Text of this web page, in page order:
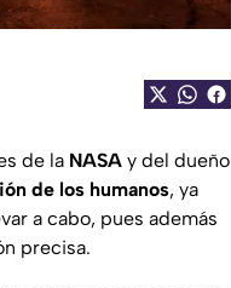
de la NASA y del dueño
de los humanos, ya
a cabo, pues además
precisa.